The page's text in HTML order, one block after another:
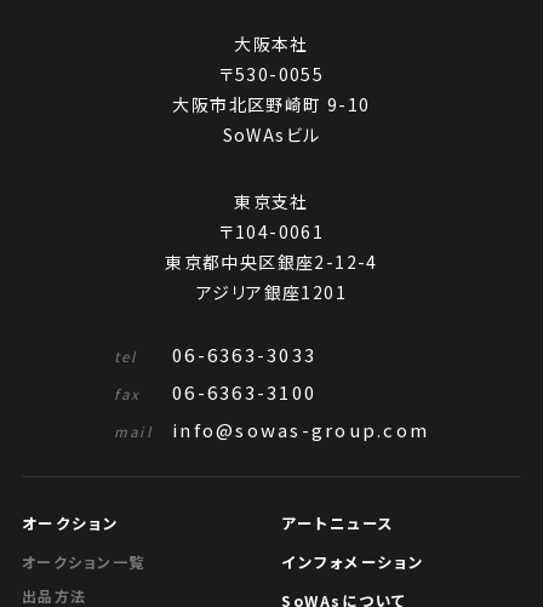
大阪本社
〒530-0055
大阪市北区野崎町 9-10
SoWAsビル
東京支社
〒104-0061
東京都中央区銀座2-12-4
アジリア銀座1201
tel 06-6363-3033
fax 06-6363-3100
mail info@sowas-group.com
オークション
オークション一覧
出品方法
アートニュース
インフォメーション
SoWAsについて